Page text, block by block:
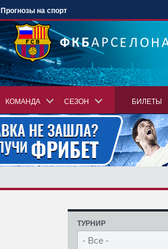
Прогнозы на спорт
КОМАНДА СЕЗОН БИЛЕТЫ
ТУРНИР